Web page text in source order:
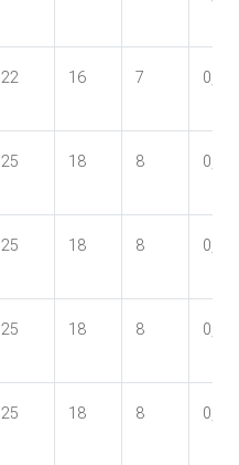
22 16 7 0,14
25 18 8 0,21
25 18 8 0,25
25 18 8 0,29
25 18 8 0,35